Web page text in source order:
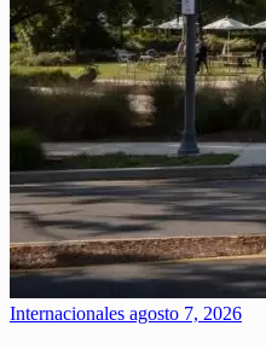
Internacionales agosto 7, 2026